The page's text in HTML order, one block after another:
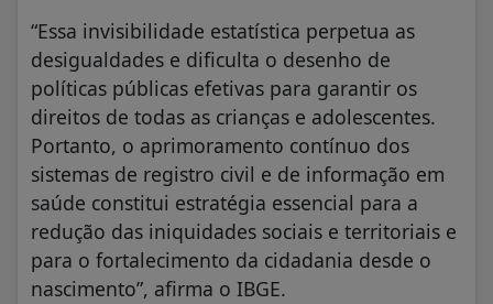
“Essa invisibilidade estatística perpetua as
desigualdades e dificulta o desenho de
políticas públicas efetivas para garantir os
direitos de todas as crianças e adolescentes.
Portanto, o aprimoramento contínuo dos
sistemas de registro civil e de informação em
saúde constitui estratégia essencial para a
redução das iniquidades sociais e territoriais e
para o fortalecimento da cidadania desde o
nascimento”, afirma o IBGE.